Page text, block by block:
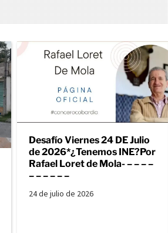
Desafío Viernes 24 DE Julio
de 2026*¿Tenemos INE?Por
Rafael Loret de Mola- – – – –
– – – – – –
24 de julio de 2026